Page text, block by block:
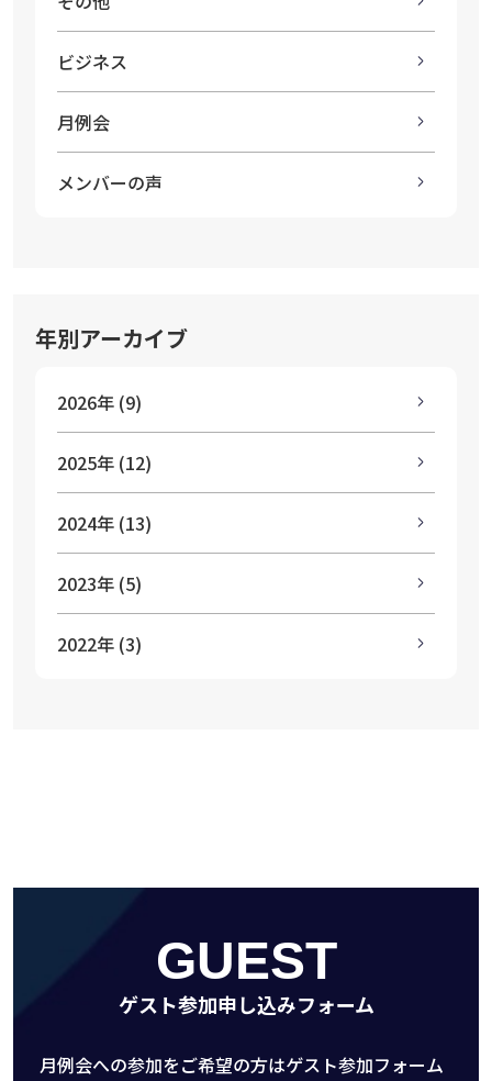
ビジネス
月例会
メンバーの声
年別アーカイブ
2026年 (9)
2025年 (12)
2024年 (13)
2023年 (5)
2022年 (3)
GUEST
ゲスト参加申し込みフォーム
月例会への参加をご希望の方はゲスト参加フォーム